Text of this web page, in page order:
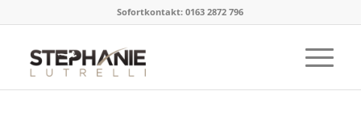
Sofortkontakt: 0163 2872 796